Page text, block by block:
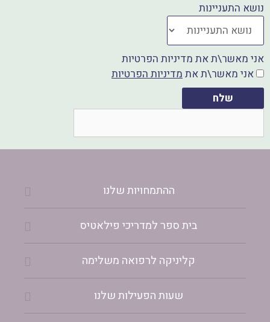
נושא התעניינות
אני מאשר\ת את מדיניות הפרטיות
אני מאשר\ת אתמדיניות הפרטיות
שלח
ההתמחויות שלנו
בית ספר למדריכי פילאטיס
קליניקה לרפואה משלימה
שעות הפעילות שלנו